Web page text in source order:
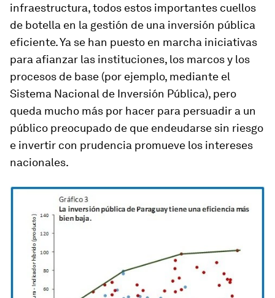
infraestructura, todos estos importantes cuellos
de botella en la gestión de una inversión pública
eficiente. Ya se han puesto en marcha iniciativas
para afianzar las instituciones, los marcos y los
procesos de base (por ejemplo, mediante el
Sistema Nacional de Inversión Pública), pero
queda mucho más por hacer para persuadir a un
público preocupado de que endeudarse sin riesgo
e invertir con prudencia promueve los intereses
nacionales.